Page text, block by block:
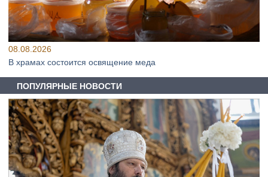
08.08.2026
В храмах состоится освящение меда
ПОПУЛЯРНЫЕ НОВОСТИ